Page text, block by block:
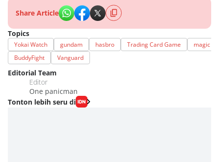
Share Article
Topics
Yokai Watch gundam hasbro Trading Card Game
magic
BuddyFight
Vanguard
Editorial Team
Editor
One panicman
Tonton lebih seru di